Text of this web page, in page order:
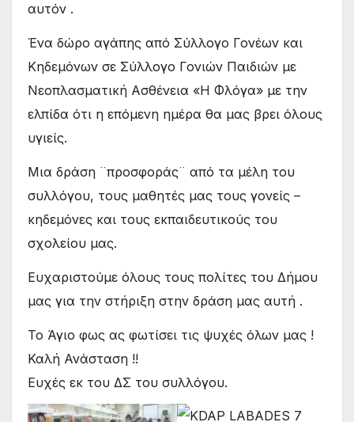
αυτόν .
Ένα δώρο αγάπης από Σύλλογο Γονέων και
Κηδεμόνων σε Σύλλογο Γονιών Παιδιών με
Νεοπλασματική Ασθένεια «Η Φλόγα» με την
ελπίδα ότι η επόμενη ημέρα θα μας βρει όλους
υγιείς.
Μια δράση ¨προσφοράς¨ από τα μέλη του
συλλόγου, τους μαθητές μας τους γονείς –
κηδεμόνες και τους εκπαιδευτικούς του
σχολείου μας.
Ευχαριστούμε όλους τους πολίτες του Δήμου
μας για την στήριξη στην δράση μας αυτή .
Το Άγιο φως ας φωτίσει τις ψυχές όλων μας !
Καλή Ανάσταση !!
Ευχές εκ του ΔΣ του συλλόγου.